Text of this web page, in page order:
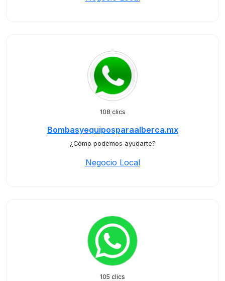
108 clics
Bombasyequiposparaalberca.mx
¿Cómo podemos ayudarte?
Negocio Local
105 clics